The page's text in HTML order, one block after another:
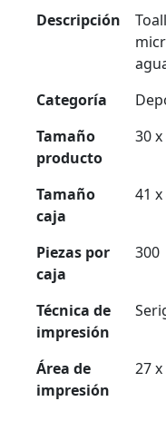
Descripción
Categoría
Tamaño
producto
30
Tamaño
caja
41 x
Piezas por
caja
300
Técnica de
impresión
Área de
impresión
27